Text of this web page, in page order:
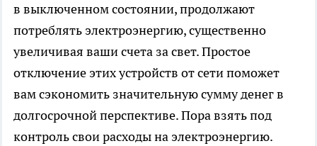
в выключенном состоянии, продолжают
потреблять электроэнергию, существенно
увеличивая ваши счета за свет. Простое
отключение этих устройств от сети поможет
вам сэкономить значительную сумму денег в
долгосрочной перспективе. Пора взять под
контроль свои расходы на электроэнергию.